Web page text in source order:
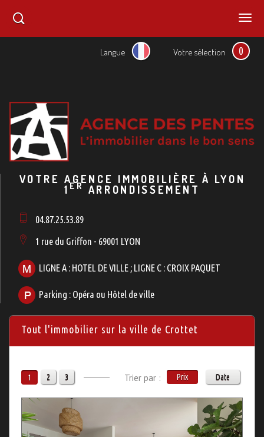
Langue Votre sélection 0
VOTRE AGENCE IMMOBILIÈRE À LYON
1 ER ARRONDISSEMENT
04.87.25.53.89
1 rue du Griffon - 69001 LYON
LIGNE A : HOTEL DE VILLE ; LIGNE C : CROIX PAQUET
Parking : Opéra ou Hôtel de ville
Tout l'immobilier sur la ville de Crottet
1 2 3 Trier par : Prix Date